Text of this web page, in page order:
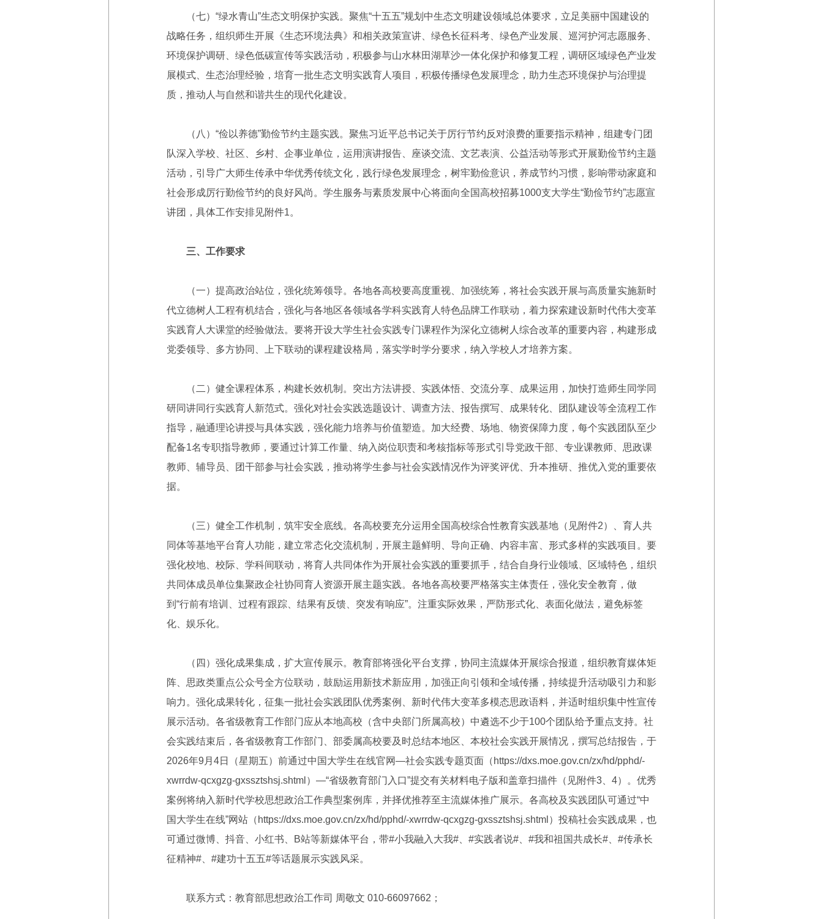
（七）“绿水青山”生态文明保护实践。聚焦“十五五”规划中生态文明建设领域总体要求，立足美丽中国建设的
战略任务，组织师生开展《生态环境法典》和相关政策宣讲、绿色长征科考、绿色产业发展、巡河护河志愿服务、
环境保护调研、绿色低碳宣传等实践活动，积极参与山水林田湖草沙一体化保护和修复工程，调研区域绿色产业发
展模式、生态治理经验，培育一批生态文明实践育人项目，积极传播绿色发展理念，助力生态环境保护与治理提
质，推动人与自然和谐共生的现代化建设。
（八）“俭以养德”勤俭节约主题实践。聚焦习近平总书记关于厉行节约反对浪费的重要指示精神，组建专门团
队深入学校、社区、乡村、企事业单位，运用演讲报告、座谈交流、文艺表演、公益活动等形式开展勤俭节约主题
活动，引导广大师生传承中华优秀传统文化，践行绿色发展理念，树牢勤俭意识，养成节约习惯，影响带动家庭和
社会形成厉行勤俭节约的良好风尚。学生服务与素质发展中心将面向全国高校招募1000支大学生“勤俭节约”志愿宣
讲团，具体工作安排见附件1。
三、工作要求
（一）提高政治站位，强化统筹领导。各地各高校要高度重视、加强统筹，将社会实践开展与高质量实施新时
代立德树人工程有机结合，强化与各地区各领域各学科实践育人特色品牌工作联动，着力探索建设新时代伟大变革
实践育人大课堂的经验做法。要将开设大学生社会实践专门课程作为深化立德树人综合改革的重要内容，构建形成
党委领导、多方协同、上下联动的课程建设格局，落实学时学分要求，纳入学校人才培养方案。
（二）健全课程体系，构建长效机制。突出方法讲授、实践体悟、交流分享、成果运用，加快打造师生同学同
研同讲同行实践育人新范式。强化对社会实践选题设计、调查方法、报告撰写、成果转化、团队建设等全流程工作
指导，融通理论讲授与具体实践，强化能力培养与价值塑造。加大经费、场地、物资保障力度，每个实践团队至少
配备1名专职指导教师，要通过计算工作量、纳入岗位职责和考核指标等形式引导党政干部、专业课教师、思政课
教师、辅导员、团干部参与社会实践，推动将学生参与社会实践情况作为评奖评优、升本推研、推优入党的重要依
据。
（三）健全工作机制，筑牢安全底线。各高校要充分运用全国高校综合性教育实践基地（见附件2）、育人共
同体等基地平台育人功能，建立常态化交流机制，开展主题鲜明、导向正确、内容丰富、形式多样的实践项目。要
强化校地、校际、学科间联动，将育人共同体作为开展社会实践的重要抓手，结合自身行业领域、区域特色，组织
共同体成员单位集聚政企社协同育人资源开展主题实践。各地各高校要严格落实主体责任，强化安全教育，做
到“行前有培训、过程有跟踪、结果有反馈、突发有响应”。注重实际效果，严防形式化、表面化做法，避免标签
化、娱乐化。
（四）强化成果集成，扩大宣传展示。教育部将强化平台支撑，协同主流媒体开展综合报道，组织教育媒体矩
阵、思政类重点公众号全方位联动，鼓励运用新技术新应用，加强正向引领和全域传播，持续提升活动吸引力和影
响力。强化成果转化，征集一批社会实践团队优秀案例、新时代伟大变革多模态思政语料，并适时组织集中性宣传
展示活动。各省级教育工作部门应从本地高校（含中央部门所属高校）中遴选不少于100个团队给予重点支持。社
会实践结束后，各省级教育工作部门、部委属高校要及时总结本地区、本校社会实践开展情况，撰写总结报告，于
2026年9月4日（星期五）前通过中国大学生在线官网—社会实践专题页面（https://dxs.moe.gov.cn/zx/hd/pphd/-
xwrrdw-qcxgzg-gxssztshsj.shtml）—“省级教育部门入口”提交有关材料电子版和盖章扫描件（见附件3、4）。优秀
案例将纳入新时代学校思想政治工作典型案例库，并择优推荐至主流媒体推广展示。各高校及实践团队可通过“中
国大学生在线”网站（https://dxs.moe.gov.cn/zx/hd/pphd/-xwrrdw-qcxgzg-gxssztshsj.shtml）投稿社会实践成果，也
可通过微博、抖音、小红书、B站等新媒体平台，带#小我融入大我#、#实践者说#、#我和祖国共成长#、#传承长
征精神#、#建功十五五#等话题展示实践风采。
联系方式：教育部思想政治工作司 周敬文 010-66097662；